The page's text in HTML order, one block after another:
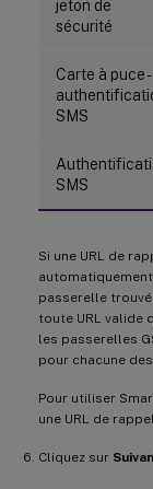
jeton de
sécurité
Carte à puce -
SMS
SMS
Si une URL de
automatiquement
passerelle
toute URL valide
les passerelles
pour chacune
Pour utiliser
une URL de
Cliquez sur